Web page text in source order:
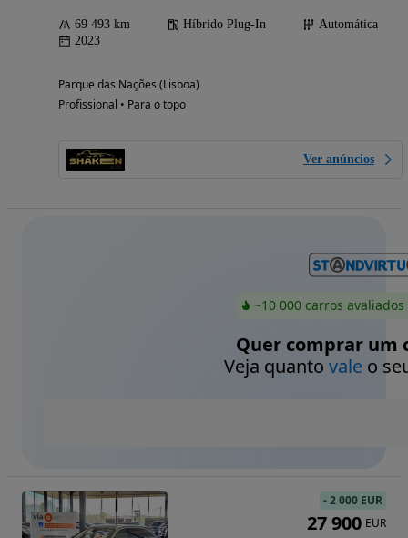
69 493 km Híbrido Plug-In
Automática
2023
Parque das Nações (Lisboa)
Profissional • Para o topo
Ver anúncios
~10 000 carros
Quer comprar um
Veja quanto valeo
-2 000 EUR
27 900 EUR